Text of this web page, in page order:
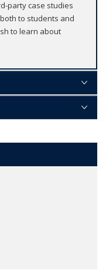
party case studies
to students and
to learn about